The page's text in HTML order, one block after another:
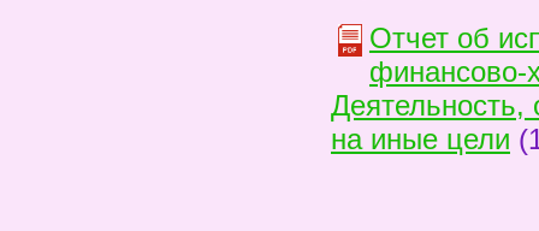
Отчет об
финансово-
Деятельность,
на иные цели